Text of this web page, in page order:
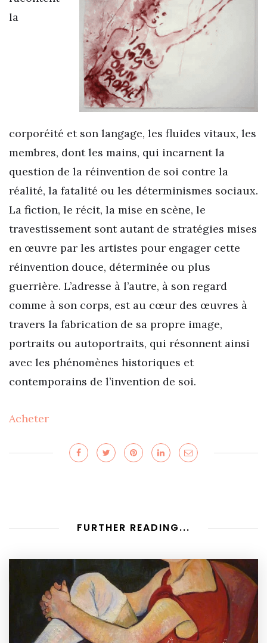
la
corporéité et son langage, les fluides vitaux, les
membres, dont les mains, qui incarnent la
question de la réinvention de soi contre la
réalité, la fatalité ou les déterminismes sociaux.
La fiction, le récit, la mise en scène, le
travestissement sont autant de stratégies mises
en œuvre par les artistes pour engager cette
réinvention douce, déterminée ou plus
guerrière. L’adresse à l’autre, à son regard
comme à son corps, est au cœur des œuvres à
travers la fabrication de sa propre image,
portraits ou autoportraits, qui résonnent ainsi
avec les phénomènes historiques et
contemporains de l’invention de soi.
Acheter
FURTHER READING...